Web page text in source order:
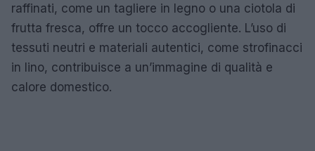
raffinati, come un tagliere in legno o una ciotola di
frutta fresca, offre un tocco accogliente. L’uso di
tessuti neutri e materiali autentici, come strofinacci
in lino, contribuisce a un’immagine di qualità e
calore domestico.